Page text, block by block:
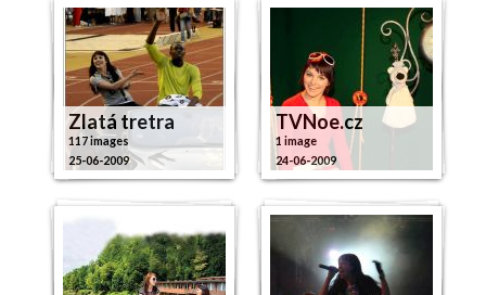
Zlatá tretra
117 images
25-06-2009
TVNoe.cz
1 image
24-06-2009